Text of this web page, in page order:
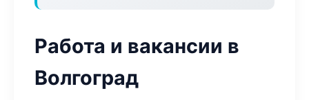
Работа и вакансии в
Волгоград